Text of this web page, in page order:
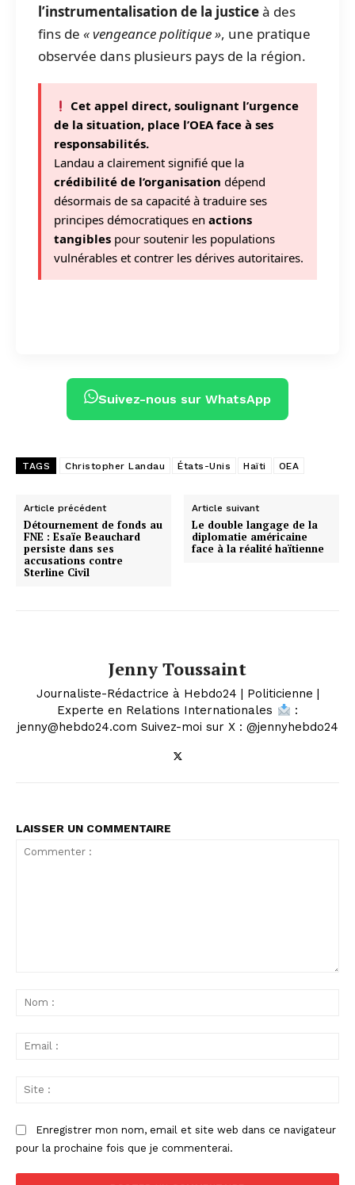
l’instrumentalisation de la justiceà des
fins de « vengeance politique », une pratique
observée dans plusieurs pays de la région.
Cet appel direct, soulignant l’urgence
de la situation, place l’OEA face à ses
responsabilités.
Landau a clairement signifié que la
crédibilité de l’organisation dépend
désormais de sa capacité à traduire ses
principes démocratiques en actions
tangibles pour soutenir les populations
vulnérables et contrer les dérives autoritaires.
Suivez-nous sur WhatsApp
TAGS Christopher Landau États-Unis Haïti OEA
Article précédent
Détournement de fonds au
FNE : Esaïe Beauchard
persiste dans ses
accusations contre
Sterline Civil
Article suivant
Le double langage de la
diplomatie américaine
face à la réalité haïtienne
Jenny Toussaint
Journaliste-Rédactrice à Hebdo24 | Politicienne |
Experte en Relations Internationales
:
jenny@hebdo24.com Suivez-moi sur X : @jennyhebdo24
LAISSER UN COMMENTAIRE
Enregistrer mon nom, email et site web dans ce navigateur
pour la prochaine fois que je commenterai.